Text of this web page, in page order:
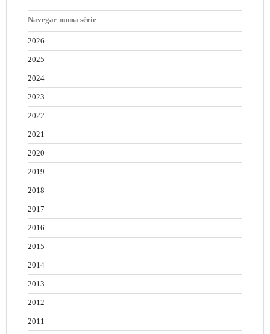
Navegar numa série
2026
2025
2024
2023
2022
2021
2020
2019
2018
2017
2016
2015
2014
2013
2012
2011